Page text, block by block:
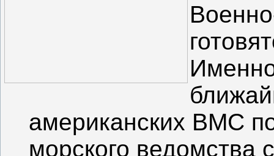
американских ВМС
морского ведомства